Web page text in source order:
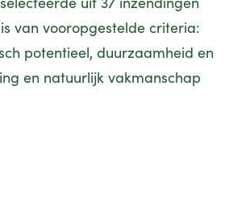
van vooropgestelde criteria:
potentieel, duurzaamheid en
en natuurlijk vakmanschap